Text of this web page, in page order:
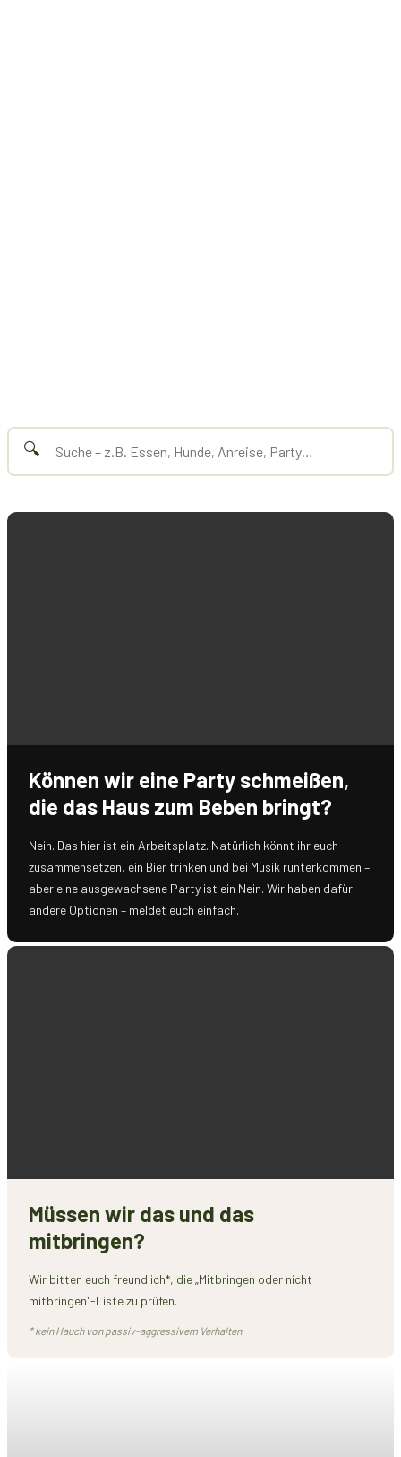
🔍
Können wir eine Party schmeißen,
die das Haus zum Beben bringt?
Nein. Das hier ist ein Arbeitsplatz. Natürlich könnt ihr euch
zusammensetzen, ein Bier trinken und bei Musik runterkommen –
aber eine ausgewachsene Party ist ein Nein. Wir haben dafür
andere Optionen – meldet euch einfach.
Müssen wir das und das
mitbringen?
Wir bitten euch freundlich*, die „Mitbringen oder nicht
mitbringen"-Liste zu prüfen.
* kein Hauch von passiv-aggressivem Verhalten